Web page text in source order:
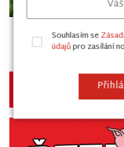
Souhlasím se
údajůpro zasílání